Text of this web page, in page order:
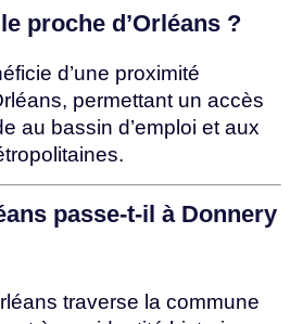
proche d’Orléans ?
d’une proximité
permettant un accès
au bassin d’emploi et aux
passe-t-il à Donnery
traverse la commune